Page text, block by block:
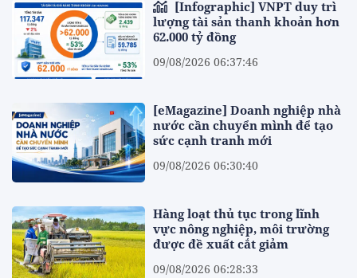
lượng tài sản thanh khoản hơn
62.000 tỷ đồng
09/08/2026 06:37:46
[eMagazine] Doanh nghiệp nhà
nước cần chuyển mình để tạo
sức cạnh tranh mới
09/08/2026 06:30:40
Hàng loạt thủ tục trong lĩnh
vực nông nghiệp, môi trường
được đề xuất cắt giảm
09/08/2026 06:28:33